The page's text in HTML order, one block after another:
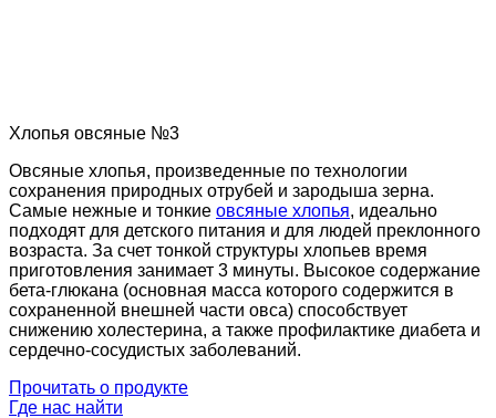
Хлопья овсяные №3
Овсяные хлопья, произведенные по технологии
сохранения природных отрубей и зародыша зерна.
Самые нежные и тонкие овсяные хлопья, идеально
подходят для детского питания и для людей преклонного
возраста. За счет тонкой структуры хлопьев время
приготовления занимает 3 минуты. Высокое содержание
бета-глюкана (основная масса которого содержится в
сохраненной внешней части овса) способствует
снижению холестерина, а также профилактике диабета и
сердечно-сосудистых заболеваний.
Прочитать о продукте
Где нас найти